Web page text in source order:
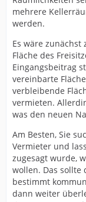
mehrere
werden.
Es wäre zunächst
Fläche des
Eingangsbeitrag
vereinbarte
verbleibende
vermieten.
was den neuen
Am Besten, Sie
Vermieter und
zugesagt wurde,
wollen. Das sollte
bestimmt
dann weiter